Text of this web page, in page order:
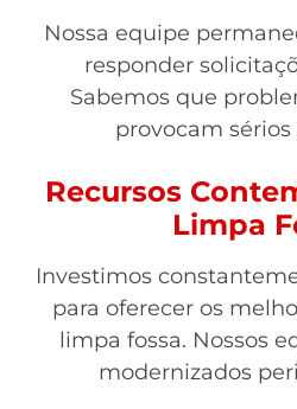
Nossa equipe
responder
Sabemos que
provocam
Recursos
Limpa
Investimos
para oferecer os
limpa fossa. Nossos
modernizados